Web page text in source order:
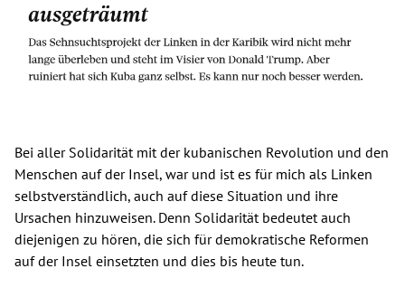
Bei aller Solidarität mit der kubanischen Revolution und den
Menschen auf der Insel, war und ist es für mich als Linken
selbstverständlich, auch auf diese Situation und ihre
Ursachen hinzuweisen. Denn Solidarität bedeutet auch
diejenigen zu hören, die sich für demokratische Reformen
auf der Insel einsetzten und dies bis heute tun.